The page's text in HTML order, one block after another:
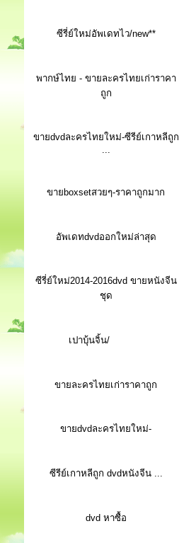
ซีรี่ย์ใหม่อัพเดทไว/new**
พากษ์ไทย - ขายละครไทยเก่าราคา
ถูก
ขายdvdละครไทยใหม่-ซีรีย์เกาหลีถูก
...
ขายboxsetสวยๆ-ราคาถูกมาก
อัพเดทdvdออกใหม่ล่าสุด
ซีรี่ย์ใหม่2014-2016dvd ขายหนังจีน
ชุด
เปาบุ้นจิ้น/
ขายละครไทยเก่าราคาถูก
ขายdvdละครไทยใหม่-
ซีรีย์เกาหลีถูก dvdหนังจีน ...
dvd หาซื้อ